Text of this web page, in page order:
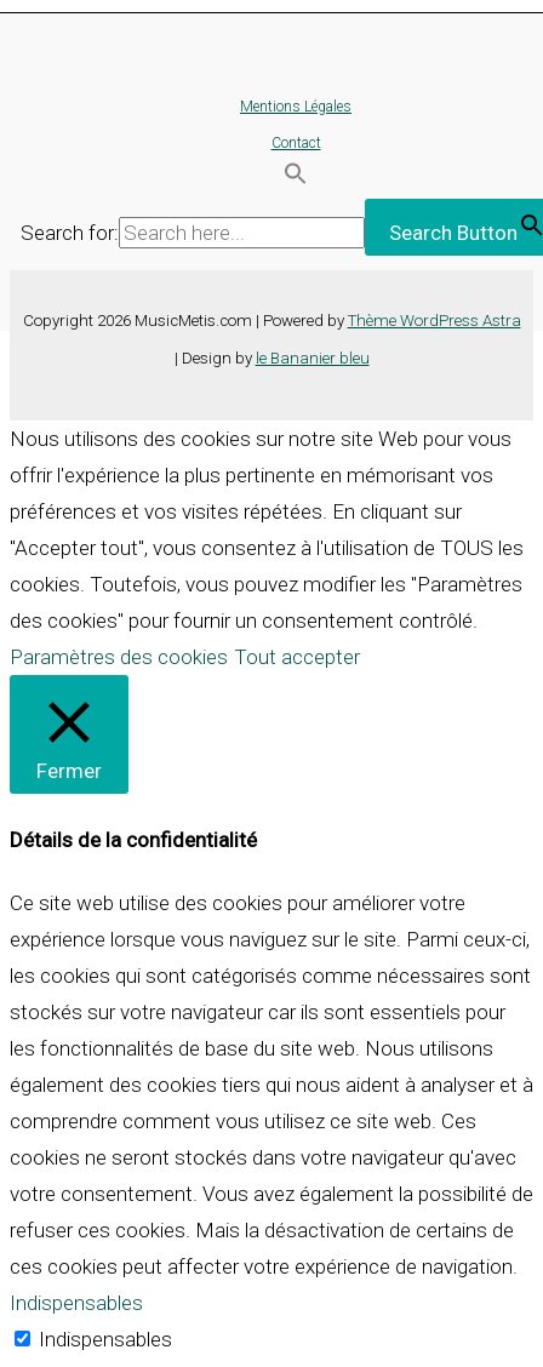
Mentions Légales
Contact
Search for: Search Button
Copyright 2026 MusicMetis.com | Powered by Thème WordPress Astra
| Design by le Bananier bleu
Nous utilisons des cookies sur notre site Web pour vous
offrir l'expérience la plus pertinente en mémorisant vos
préférences et vos visites répétées. En cliquant sur
"Accepter tout", vous consentez à l'utilisation de TOUS les
cookies. Toutefois, vous pouvez modifier les "Paramètres
des cookies" pour fournir un consentement contrôlé.
Paramètres des cookies Tout accepter
Fermer
Détails de la confidentialité
Ce site web utilise des cookies pour améliorer votre
expérience lorsque vous naviguez sur le site. Parmi ceux-ci,
les cookies qui sont catégorisés comme nécessaires sont
stockés sur votre navigateur car ils sont essentiels pour
les fonctionnalités de base du site web. Nous utilisons
également des cookies tiers qui nous aident à analyser et à
comprendre comment vous utilisez ce site web. Ces
cookies ne seront stockés dans votre navigateur qu'avec
votre consentement. Vous avez également la possibilité de
refuser ces cookies. Mais la désactivation de certains de
ces cookies peut affecter votre expérience de navigation.
Indispensables
Indispensables